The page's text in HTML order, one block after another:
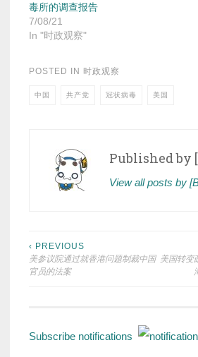
毒所的调查报告
7/08/21
In "时政观察"
POSTED IN 时政观察
中国 共产党 冠状病毒 美国
Published by
View all posts by
Post
navigation
‹ PREVIOUS
美参议院通过就香港问题制裁中国
官员的法案
美国转变
Subscribe notifications